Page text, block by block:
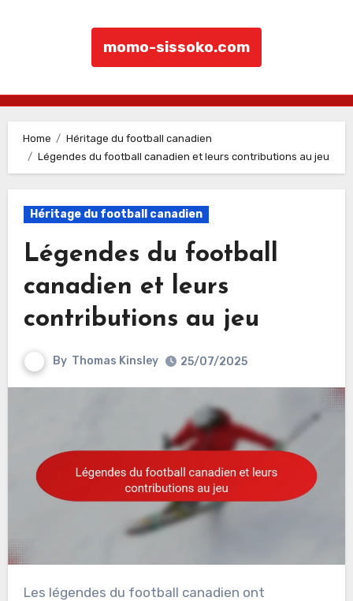
momo-sissoko.com
Home
Héritage du football canadien
Légendes du football canadien et leurs contributions au jeu
Héritage du football canadien
Légendes du football
canadien et leurs
contributions au jeu
By Thomas Kinsley 25/07/2025
Les légendes du football canadien ont